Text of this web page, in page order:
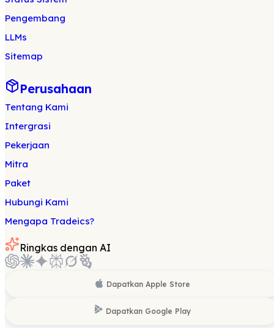
Pengembang
LLMs
Sitemap
Perusahaan
Tentang Kami
Intergrasi
Pekerjaan
Mitra
Paket
Hubungi Kami
Mengapa Tradeics?
Ringkas dengan AI
Dapatkan Apple Store
Dapatkan Google Play